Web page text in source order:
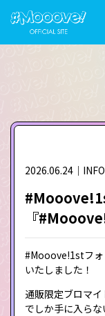
2026.06.24｜INFO
『
#Mooove!1stフ
いたしました！
通販限定ブロマ
でしか手に入ら